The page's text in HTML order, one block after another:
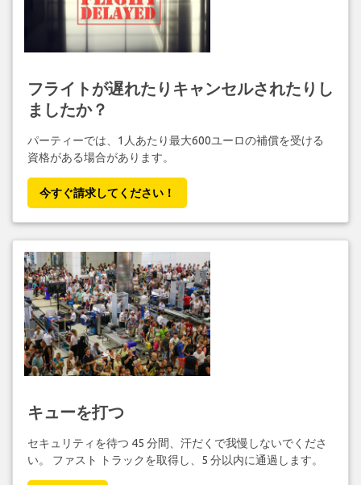
フライトが遅れたりキャンセルされたりし
ましたか？
パーティーでは、1人あたり最大600ユーロの補償を受ける
資格がある場合があります。
今すぐ請求してください！
キューを打つ
セキュリティを待つ 45 分間、汗だくで我慢しないでくださ
い。 ファスト トラックを取得し、5 分以内に通過します。